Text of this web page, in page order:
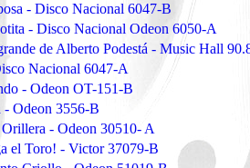
- Disco Nacional 6047-B
- Disco Nacional Odeon 6050-A
de Alberto Podestá - Music Hall
Nacional 6047-A
- Odeon OT-151-B
- Odeon 3556-B
- Odeon 30510- A
el Toro! - Victor 37079-B